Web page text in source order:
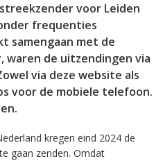
voor Leiden
frequenties
samengaan met de
waren de uitzendingen via
via deze website als
voor de mobiele telefoon.
kregen eind 2024 de
gaan zenden. Omdat